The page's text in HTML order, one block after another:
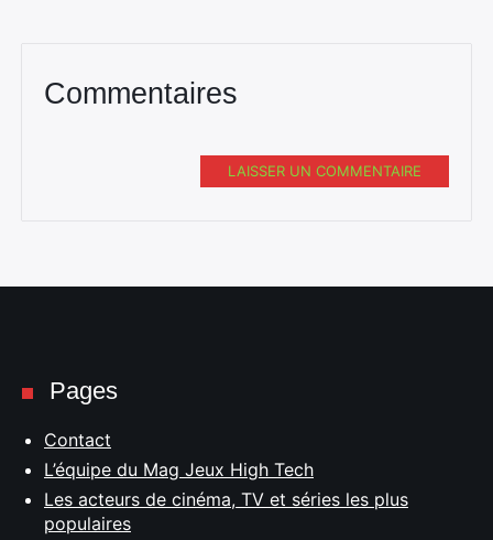
Commentaires
LAISSER UN COMMENTAIRE
Pages
Contact
L’équipe du Mag Jeux High Tech
Les acteurs de cinéma, TV et séries les plus
populaires